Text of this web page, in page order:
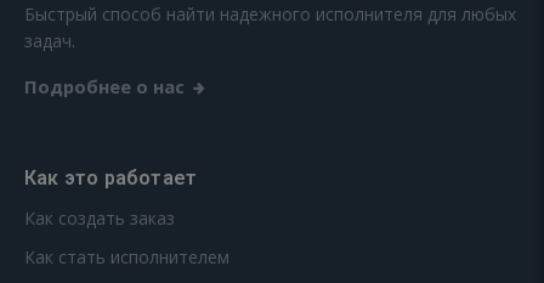
Быстрый способ найти надежного исполнителя для любых
задач.
Подробнее о нас
Как это работает
Как создать заказ
Как стать исполнителем